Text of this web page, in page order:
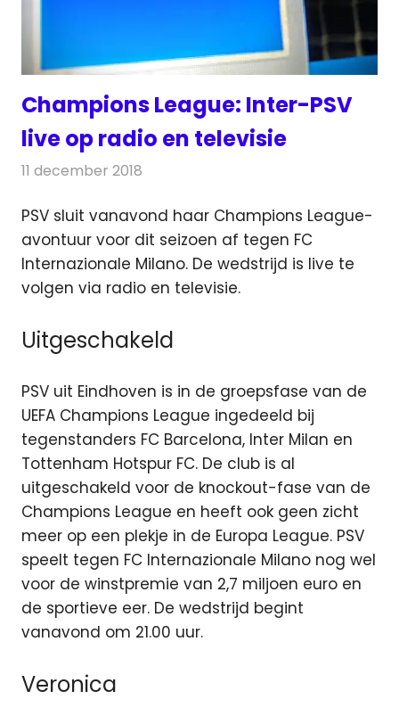
Champions League: Inter-PSV
live op radio en televisie
11 december 2018
PSV sluit vanavond haar Champions League-
avontuur voor dit seizoen af tegen FC
Internazionale Milano. De wedstrijd is live te
volgen via radio en televisie.
Uitgeschakeld
PSV uit Eindhoven is in de groepsfase van de
UEFA Champions League ingedeeld bij
tegenstanders FC Barcelona, Inter Milan en
Tottenham Hotspur FC. De club is al
uitgeschakeld voor de knockout-fase van de
Champions League en heeft ook geen zicht
meer op een plekje in de Europa League. PSV
speelt tegen FC Internazionale Milano nog wel
voor de winstpremie van 2,7 miljoen euro en
de sportieve eer. De wedstrijd begint
vanavond om 21.00 uur.
Veronica